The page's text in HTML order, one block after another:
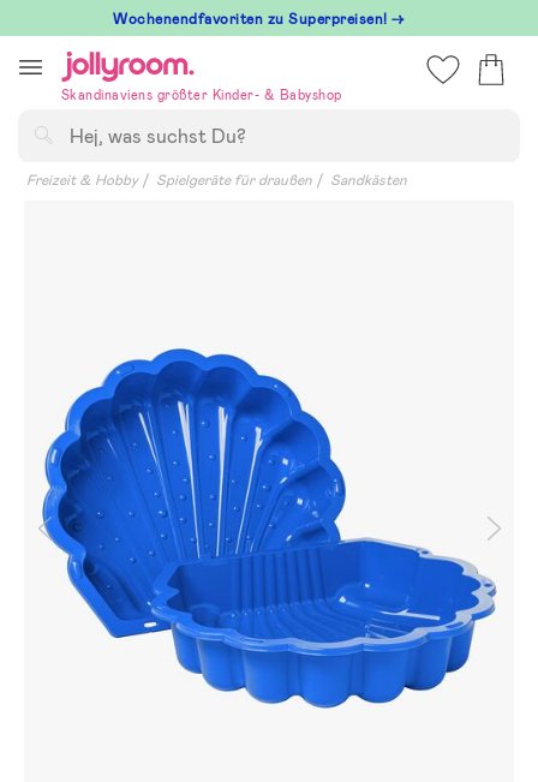
till
innehållet
Wochenendfavoriten zu Superpreisen! →
Skandinaviens größter Kinder- & Babyshop
Freizeit & Hobby Spielgeräte für draußen Sandkästen